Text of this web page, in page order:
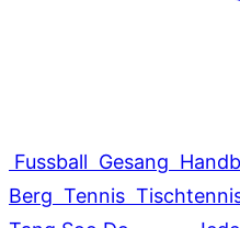
Fussball Gesang
Berg Tennis